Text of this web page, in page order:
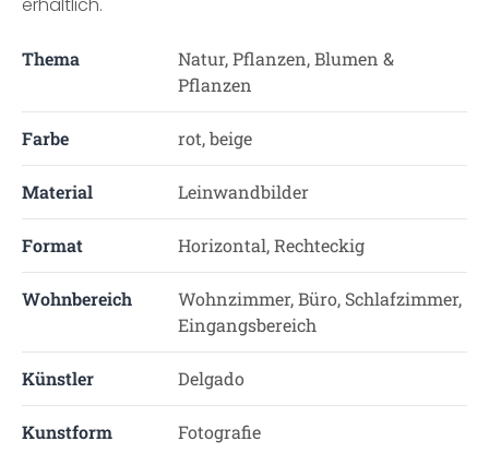
Thema
Natur, Pflanzen, Blumen &
Pflanzen
Farbe rot, beige
Material Leinwandbilder
Format Horizontal, Rechteckig
Wohnbereich
Wohnzimmer, Büro, Schlafzimmer,
Eingangsbereich
Künstler Delgado
Kunstform Fotografie